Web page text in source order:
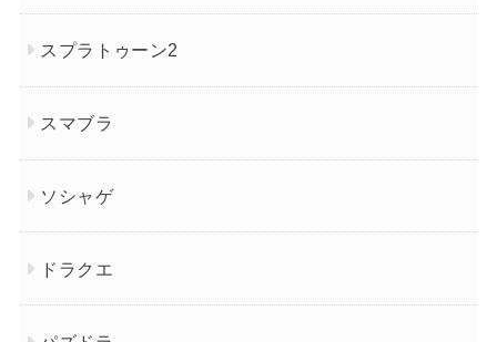
スプラトゥーン2
スマブラ
ソシャゲ
ドラクエ